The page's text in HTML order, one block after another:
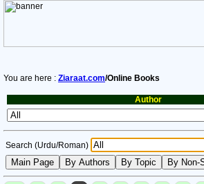
You are here : Ziaraat.com/Online Books
Author
Search (Urdu/Roman)